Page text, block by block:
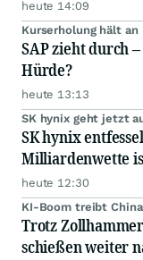
heute 14:09
Kurserholung hält an
SAP zieht durch
Hürde?
heute 13:13
SK hynix geht jetzt
SK hynix
Milliardenwette
heute 12:30
KI-Boom treibt
Trotz
schießen weiter